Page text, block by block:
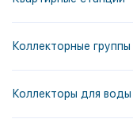
Коллекторные группы
Коллекторы для воды